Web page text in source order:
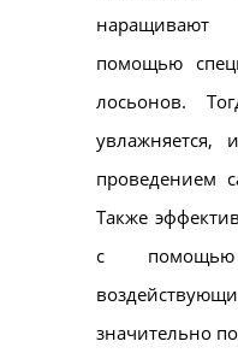
наращивают
помощью
лосьонов.
увлажняется,
проведением
Также
с помощью
значительно